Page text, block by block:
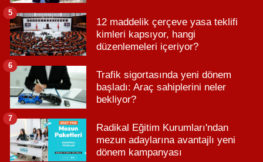
12 maddelik çerçeve yasa teklifi
kimleri kapsıyor, hangi
düzenlemeleri içeriyor?
5
Trafik sigortasında yeni dönem
başladı: Araç sahiplerini neler
bekliyor?
6
Radikal Eğitim Kurumları'ndan
mezun adaylarına avantajlı yeni
dönem kampanyası
7